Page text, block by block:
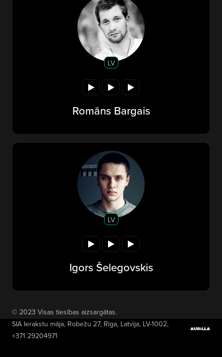
LV
Romāns Bargais
LV
Igors Šelegovskis
© 2023 Visas tiesības aizsargātas.
SIA Ierakstu māja, Robežu 27, Rīga, Latvija, LV-1002,
+371 29204971